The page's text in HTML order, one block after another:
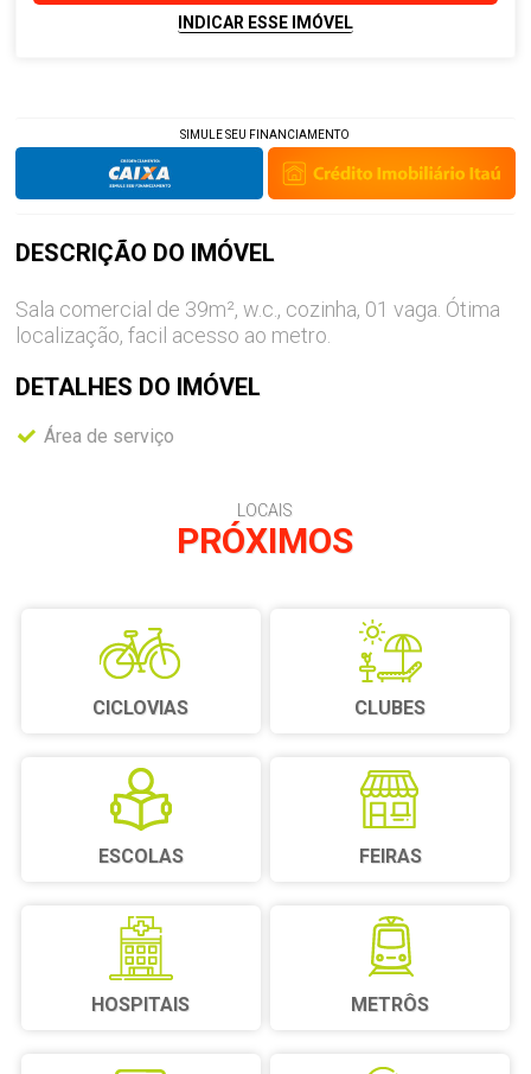
INDICAR ESSE IMÓVEL
SIMULE SEU FINANCIAMENTO
DESCRIÇÃO DO IMÓVEL
Sala comercial de 39m², w.c., cozinha, 01 vaga. Ótima
localização, facil acesso ao metro.
DETALHES DO IMÓVEL
Área de serviço
LOCAIS
PRÓXIMOS
CICLOVIAS CLUBES
ESCOLAS FEIRAS
HOSPITAIS METRÔS